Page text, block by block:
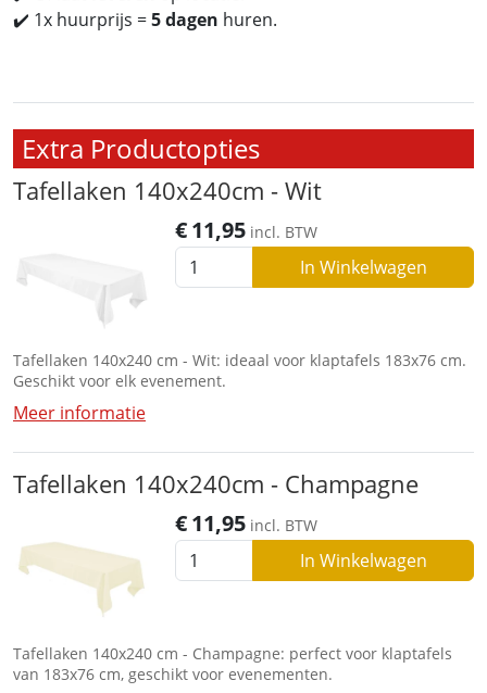
✔️ 1x huurprijs =5 dagen huren.
Extra Productopties
Tafellaken 140x240cm - Wit
€11,95 incl. BTW
In Winkelwagen
Tafellaken 140x240 cm - Wit: ideaal voor klaptafels 183x76 cm.
Geschikt voor elk evenement.
Meer informatie
Tafellaken 140x240cm - Champagne
€11,95 incl. BTW
In Winkelwagen
Tafellaken 140x240 cm - Champagne: perfect voor klaptafels
van 183x76 cm, geschikt voor evenementen.